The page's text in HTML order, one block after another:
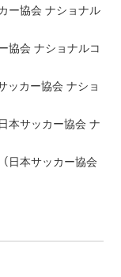
ー協会 ナショナル
会 ナショナルコ
カー協会 ナショ
サッカー協会 ナ
日本サッカー協会